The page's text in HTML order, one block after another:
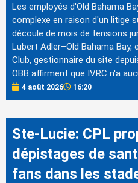
Les employés d'Old Bahama
complexe en raison d'un litige
découle de mois de tensions
Lubert Adler–Old Bahama
Club, gestionnaire du site
OBB affirment que IVRC n'a
4 août 2026 16:20
Ste-Lucie: CPL
dépistages de
fans dans les